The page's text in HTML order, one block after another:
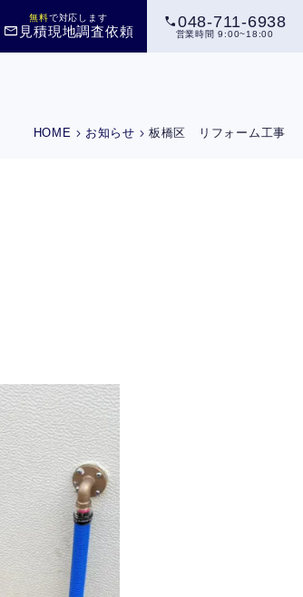
無料で対応します
mail 見積現地調査依頼
call048-711-6938
営業時間 9:00~18:00
HOME chevron_right お知らせ chevron_right 板橋区 リフォーム工事